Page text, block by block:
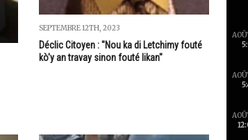
SEPTEMBRE 12TH, 2023
Déclic Citoyen : "Nou ka di Letchimy fouté
kò'y an travay sinon fouté likan"